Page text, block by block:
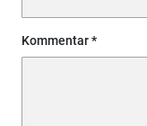
Kommentar